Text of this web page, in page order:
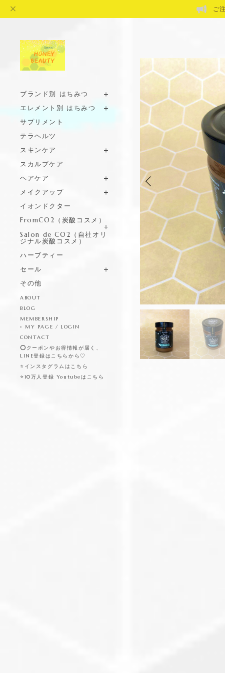
ご
ブランド別 はちみつ
エレメント別 はちみつ
サプリメント
テラヘルツ
スキンケア
スカルプケア
ヘアケア
メイクアップ
イオンドクター
FromCO2（炭酸コスメ）
Salon de CO2（自社オリ
ジナル炭酸コスメ）
ハーブティー
セール
その他
ABOUT
BLOG
MEMBERSHIP
MY PAGE / LOGIN
CONTACT
⭕️クーポンやお得情報が届く、
LINE登録はこちらから♡
⭐️インスタグラムはこちら
⭐️10万人登録 Youtubeはこちら